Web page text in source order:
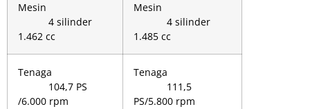
Mesin
4 silinder
1.462 cc
Mesin
4 silinder
1.485 cc
Tenaga
104,7 PS
/6.000 rpm
Tenaga
111,5
PS/5.800 rpm